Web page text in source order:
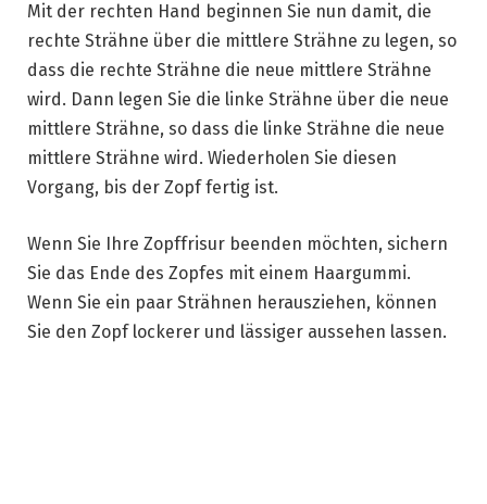
Mit der rechten Hand beginnen Sie nun damit, die
rechte Strähne über die mittlere Strähne zu legen, so
dass die rechte Strähne die neue mittlere Strähne
wird. Dann legen Sie die linke Strähne über die neue
mittlere Strähne, so dass die linke Strähne die neue
mittlere Strähne wird. Wiederholen Sie diesen
Vorgang, bis der Zopf fertig ist.
Wenn Sie Ihre Zopffrisur beenden möchten, sichern
Sie das Ende des Zopfes mit einem Haargummi.
Wenn Sie ein paar Strähnen herausziehen, können
Sie den Zopf lockerer und lässiger aussehen lassen.